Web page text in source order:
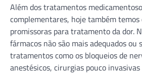
Além dos tratamentos
complementares, hoje também temos
promissoras para tratamento da dor.
fármacos não são mais adequados ou
tratamentos como os bloqueios de
anestésicos, cirurgias pouco